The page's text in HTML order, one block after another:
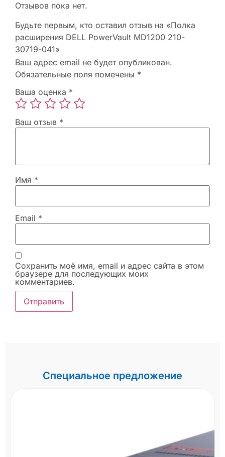
Отзывов пока нет.
Будьте первым, кто оставил отзыв на «Полка
расширения DELL PowerVault MD1200 210-
30719-041»
Ваш адрес email не будет опубликован.
Обязательные поля помечены *
Ваша оценка *
Ваш отзыв *
Имя *
Email *
Сохранить моё имя, email и адрес сайта в этом
браузере для последующих моих
комментариев.
Специальное предложение